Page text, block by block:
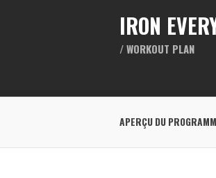
IRON
/ WORKOUT PLAN
APERÇU DU